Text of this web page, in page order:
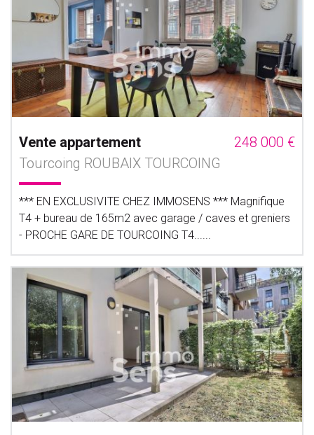
Vente appartement
248 000 €
Tourcoing ROUBAIX TOURCOING
*** EN EXCLUSIVITE CHEZ IMMOSENS *** Magnifique
T4 + bureau de 165m2 avec garage / caves et greniers
- PROCHE GARE DE TOURCOING T4......